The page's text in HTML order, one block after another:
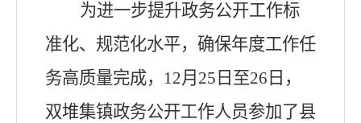
为进一步提升政务公开工作标
准化、规范化水平，确保年度工作任
务高质量完成， 12月25日至26日，
双堆集镇政务公开工作人员参加了县